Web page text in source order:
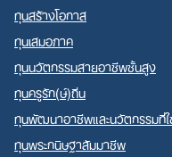
ทุนสร้างโอกาส
ทุนเสมอภาค
ทุนนวัตกรรมสายอาชีพชั้นสูง
ทุนครูรัก(ษ์)ถิ่น
ทุนพัฒนาอาชีพและนวัตกรรมที่
ทุนพระกนิษฐาสัมมาชีพ